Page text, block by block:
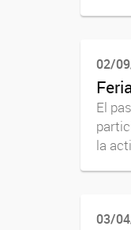
02/
El
la
03/